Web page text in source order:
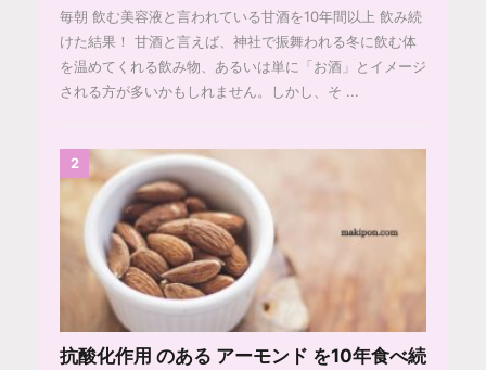
毎朝 飲む美容液と言われている甘酒を10年間以上 飲み続
けた結果！ 甘酒と言えば、神社で振舞われる冬に飲む体
を温めてくれる飲み物、あるいは単に「お酒」とイメージ
される方が多いかもしれません。しかし、そ ...
2
抗酸化作用 のある アーモンド を10年食べ続